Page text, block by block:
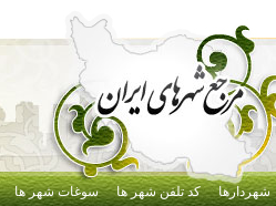
شهردارها کد تلفن شهر ها سوغات شهر ها